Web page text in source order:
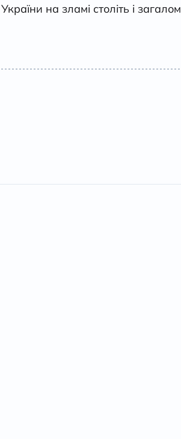
на зламі століть і загалом